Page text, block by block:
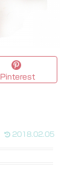
Pinterest
2018.02.05